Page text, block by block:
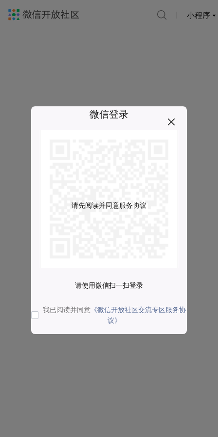
小程序
微信登录
请先阅读并同意服务协议
请使用微信扫一扫登录
我已阅读并同意 《微信开放社区交流专区服务协
议》